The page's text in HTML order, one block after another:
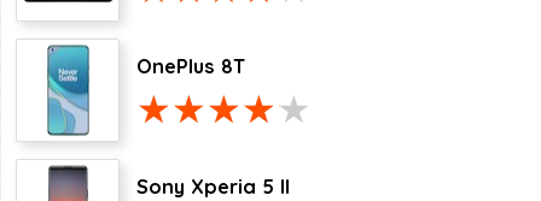
OnePlus 8T
Sony Xperia 5 II